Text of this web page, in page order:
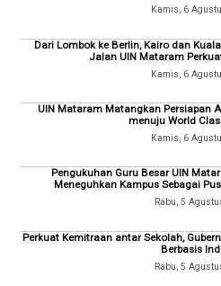
Kamis, 6
Dari Lombok ke Berlin, Kairo dan
Jalan UIN Mataram
Kamis, 6
UIN Mataram Matangkan Persiapan
menuju World
Kamis, 6
Pengukuhan Guru Besar UIN
Meneguhkan Kampus Sebagai
Rabu, 5
Perkuat Kemitraan antar Sekolah,
Berbasis
Rabu, 5